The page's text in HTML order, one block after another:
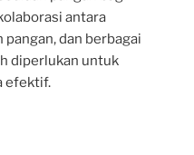
antara
dan berbagai
diperlukan untuk
efektif.